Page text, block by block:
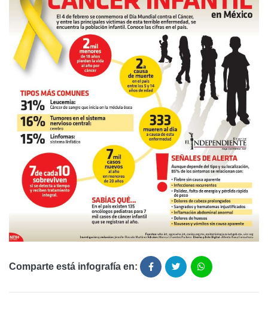
Comparte está infografía en: